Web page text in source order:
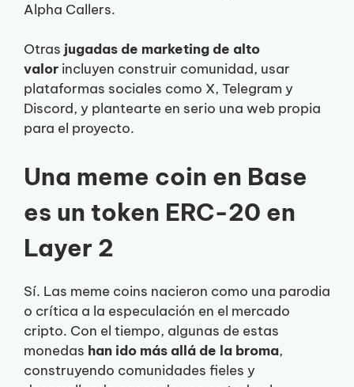
Alpha Callers.
Otras jugadas de marketing de alto
valor incluyen construir comunidad, usar
plataformas sociales como X, Telegram y
Discord, y plantearte en serio una web propia
para el proyecto.
Una meme coin en Base
es un token ERC-20 en
Layer 2
Sí. Las meme coins nacieron como una parodia
o crítica a la especulación en el mercado
cripto. Con el tiempo, algunas de estas
monedas han ido más allá de la broma,
construyendo comunidades fieles y